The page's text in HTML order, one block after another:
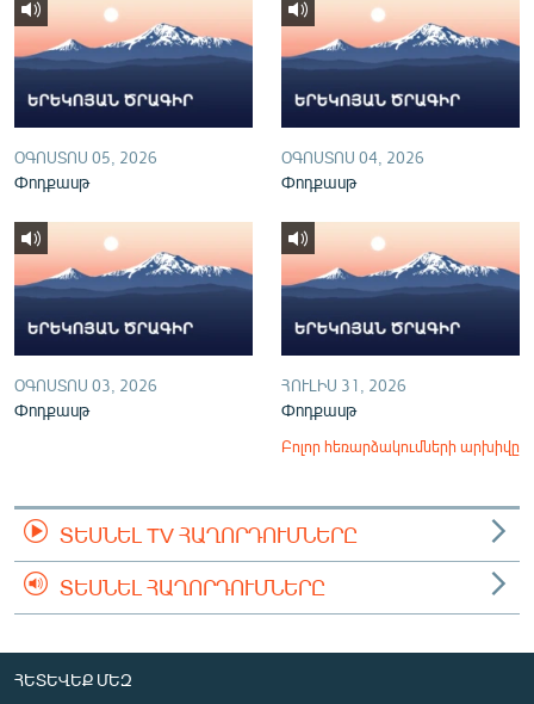
ՕԳՈՍՏՈՍ 05, 2026
Փոդքասթ
ՕԳՈՍՏՈՍ 04, 2026
Փոդքասթ
ՕԳՈՍՏՈՍ 03, 2026
Փոդքասթ
ՀՈՒԼԻՍ 31, 2026
Փոդքասթ
Բոլոր հեռարձակումների արխիվը
ՏԵՍՆԵԼ TV ՀԱՂՈՐԴՈՒՄՆԵՐԸ
ՏԵՍՆԵԼ ՀԱՂՈՐԴՈՒՄՆԵՐԸ
ՀԵՏԵՎԵՔ ՄԵԶ